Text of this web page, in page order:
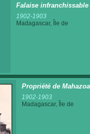
Falaise
1902-1903
Madagascar, Île de
Propriété de
1902-1903
Madagascar, Île de